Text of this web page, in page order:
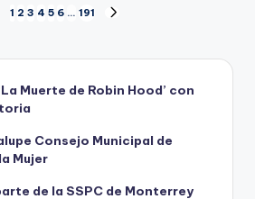
1 2 3 4 5 6 … 191
Muerte de Robin Hood’ con
Consejo Municipal de
Mujer
de la SSPC de Monterrey